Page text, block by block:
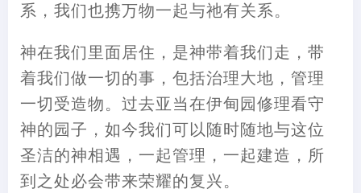
系，我们也携万物一起与祂有关系。
神在我们里面居住，是神带着我们走，带
着我们做一切的事，包括治理大地，管理
一切受造物。过去亚当在伊甸园修理看守
神的园子，如今我们可以随时随地与这位
圣洁的神相遇，一起管理，一起建造，所
到之处必会带来荣耀的复兴。